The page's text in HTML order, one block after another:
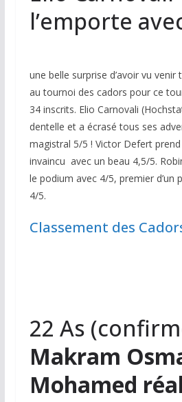
l’emporte
une belle surprise d’avoir vu
au tournoi des cadors pour ce
34 inscrits. Elio Carnovali
dentelle et a écrasé tous ses
magistral 5/5 ! Victor Defert
invaincu avec un beau 4,5/5.
le podium avec 4/5, premier d’un
4/5.
Classement des
22 As
Makram
Mohamed